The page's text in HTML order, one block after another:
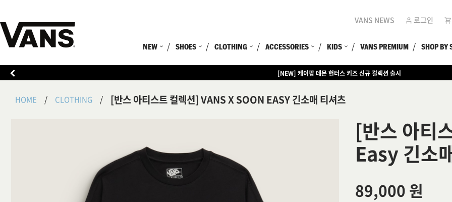
VANS NEWS 로그인
NEW SHOES CLOTHING ACCESSORIES KIDS VANS PREMIUM SHOP BY
[EVENT] 15만원 이상 구매 시 쿨러백 증정
HOME CLOTHING [반스 아티스트 컬렉션] VANS X SOON EASY 긴소매 티셔츠
[반스 아티
Easy 긴소
89,000 원